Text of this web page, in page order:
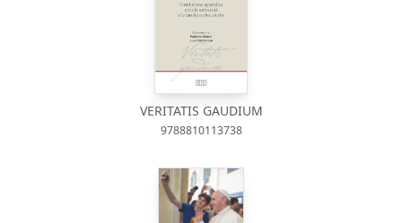
VERITATIS GAUDIUM
9788810113738